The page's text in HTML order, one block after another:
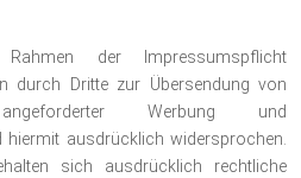
der Impressumspflicht
durch Dritte zur Übersendung von
Werbung und
hiermit ausdrücklich widersprochen.
sich ausdrücklich rechtliche